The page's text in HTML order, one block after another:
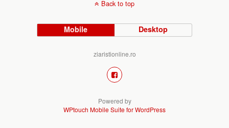
Back to top
Mobile Desktop
ziaristionline.ro
Powered by
WPtouch Mobile Suite for WordPress